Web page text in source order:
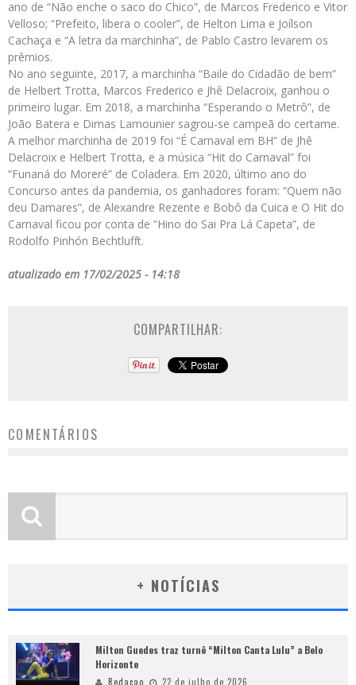
ano de “Não enche o saco do Chico”, de Marcos Frederico e Vitor
Velloso; “Prefeito, libera o cooler”, de Helton Lima e Joílson
Cachaça e “A letra da marchinha”, de Pablo Castro levarem os
prêmios.
No ano seguinte, 2017, a marchinha “Baile do Cidadão de bem”
de Helbert Trotta, Marcos Frederico e Jhê Delacroix, ganhou o
primeiro lugar. Em 2018, a marchinha “Esperando o Metrô”, de
João Batera e Dimas Lamounier sagrou-se campeã do certame.
A melhor marchinha de 2019 foi “É Carnaval em BH” de Jhê
Delacroix e Helbert Trotta, e a música “Hit do Carnaval” foi
“Funaná do Moreré” de Coladera. Em 2020, último ano do
Concurso antes da pandemia, os ganhadores foram: “Quem não
deu Damares”, de Alexandre Rezente e Bobô da Cuica e O Hit do
Carnaval ficou por conta de “Hino do Sai Pra Lá Capeta”, de
Rodolfo Pinhón Bechtlufft.
atualizado em 17/02/2025 - 14:18
COMPARTILHAR:
COMENTÁRIOS
+ NOTÍCIAS
Milton Guedes traz turnê “Milton Canta Lulu” a Belo
Horizonte
Redacao 22 de julho de 2026